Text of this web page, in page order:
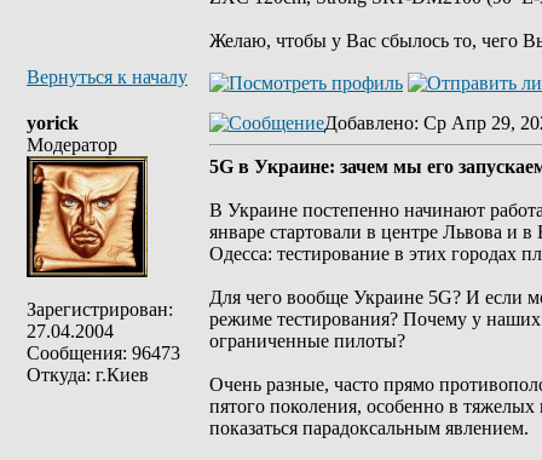
Желаю, чтобы у Вас сбылось то, чего
Вернуться к началу
yorick
Модератор
Зарегистрирован:
27.04.2004
Сообщения: 96473
Откуда: г.Киев
Добавлено: Ср Апр 29,
5G в Украине: зачем мы его
В Украине постепенно начинают
январе стартовали в центре Львова и
Одесса: тестирование в этих городах
Для чего вообще Украине 5G? И если
режиме тестирования? Почему у
ограниченные пилоты?
Очень разные, часто прямо
пятого поколения, особенно в
показаться парадоксальным явлением.